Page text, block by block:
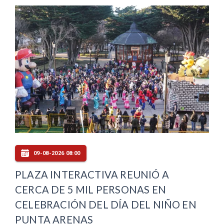
09-08-2026 08:00
PLAZA INTERACTIVA REUNIÓ A
CERCA DE 5 MIL PERSONAS EN
CELEBRACIÓN DEL DÍA DEL NIÑO EN
PUNTA ARENAS